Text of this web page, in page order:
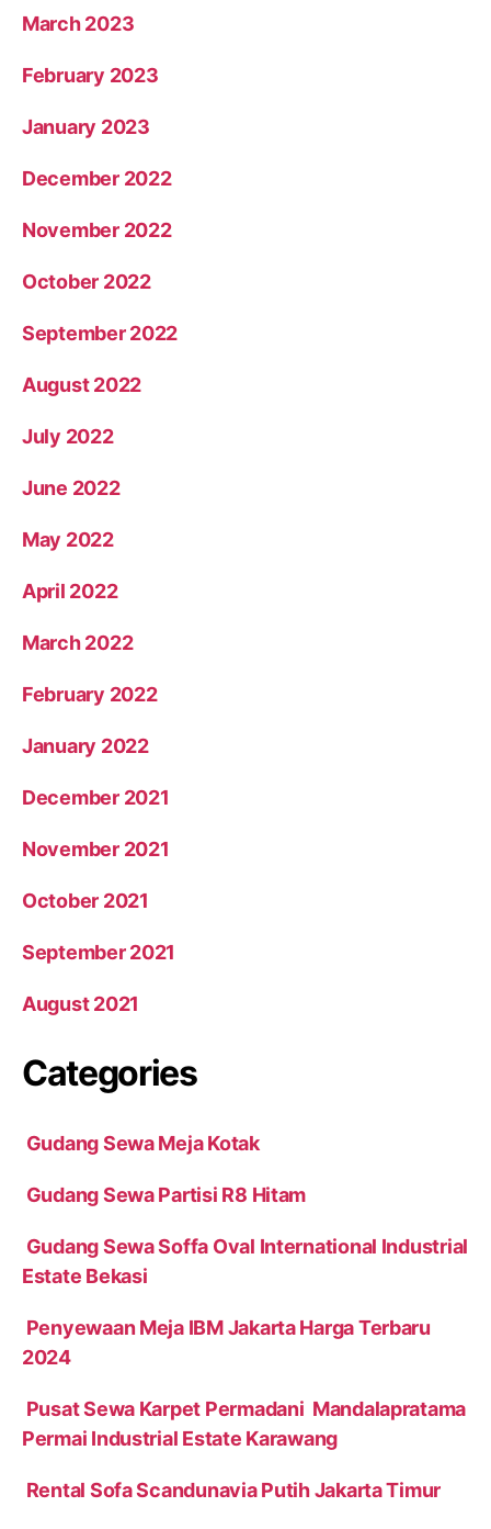
March 2023
February 2023
January 2023
December 2022
November 2022
October 2022
September 2022
August 2022
July 2022
June 2022
May 2022
April 2022
March 2022
February 2022
January 2022
December 2021
November 2021
October 2021
September 2021
August 2021
Categories
Gudang Sewa Meja Kotak
Gudang Sewa Partisi R8 Hitam
Gudang Sewa Soffa Oval International Industrial
Estate Bekasi
Penyewaan Meja IBM Jakarta Harga Terbaru
2024
Pusat Sewa Karpet Permadani Mandalapratama
Permai Industrial Estate Karawang
Rental Sofa Scandunavia Putih Jakarta Timur